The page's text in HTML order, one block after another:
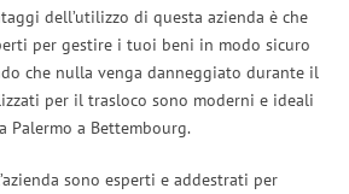
dell’utilizzo di questa azienda è che
per gestire i tuoi beni in modo sicuro
che nulla venga danneggiato durante il
per il trasloco sono moderni e ideali
Palermo a Bettembourg.
sono esperti e addestrati per